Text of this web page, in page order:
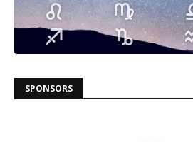
SPONSORS